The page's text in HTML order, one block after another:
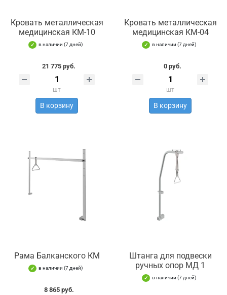
Кровать металлическая
медицинская КМ-10
в наличии (7 дней)
21 775 руб.
шт
В корзину
Кровать металлическая
медицинская КМ-04
в наличии (7 дней)
0 руб.
шт
В корзину
Рама Балканского КМ
в наличии (7 дней)
8 865 руб.
Штанга для подвески
ручных опор МД 1
в наличии (7 дней)